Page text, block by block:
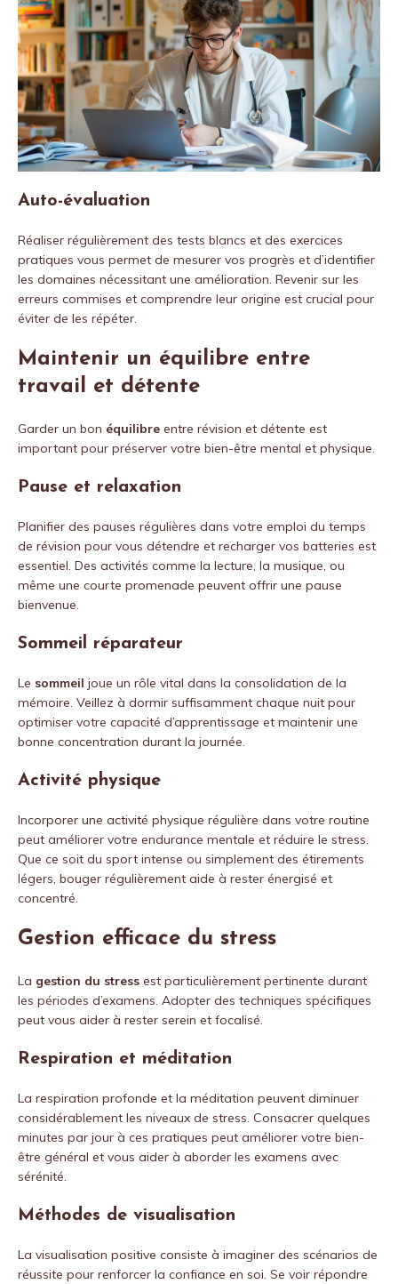
Auto-évaluation
Réaliser régulièrement des tests blancs et des exercices
pratiques vous permet de mesurer vos progrès et d’identifier
les domaines nécessitant une amélioration. Revenir sur les
erreurs commises et comprendre leur origine est crucial pour
éviter de les répéter.
Maintenir un équilibre entre
travail et détente
Garder un bon équilibre entre révision et détente est
important pour préserver votre bien-être mental et physique.
Pause et relaxation
Planifier des pauses régulières dans votre emploi du temps
de révision pour vous détendre et recharger vos batteries est
essentiel. Des activités comme la lecture, la musique, ou
même une courte promenade peuvent offrir une pause
bienvenue.
Sommeil réparateur
Le sommeil joue un rôle vital dans la consolidation de la
mémoire. Veillez à dormir suffisamment chaque nuit pour
optimiser votre capacité d’apprentissage et maintenir une
bonne concentration durant la journée.
Activité physique
Incorporer une activité physique régulière dans votre routine
peut améliorer votre endurance mentale et réduire le stress.
Que ce soit du sport intense ou simplement des étirements
légers, bouger régulièrement aide à rester énergisé et
concentré.
Gestion efficace du stress
La gestion du stress est particulièrement pertinente durant
les périodes d’examens. Adopter des techniques spécifiques
peut vous aider à rester serein et focalisé.
Respiration et méditation
La respiration profonde et la méditation peuvent diminuer
considérablement les niveaux de stress. Consacrer quelques
minutes par jour à ces pratiques peut améliorer votre bien-
être général et vous aider à aborder les examens avec
sérénité.
Méthodes de visualisation
La visualisation positive consiste à imaginer des scénarios de
réussite pour renforcer la confiance en soi. Se voir répondre